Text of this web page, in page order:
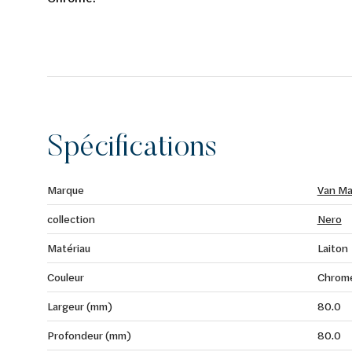
Spécifications
Marque
Van
collection
Nero
Matériau
Laiton
Couleur
Largeur (mm)
80.0
Profondeur (mm)
80.0